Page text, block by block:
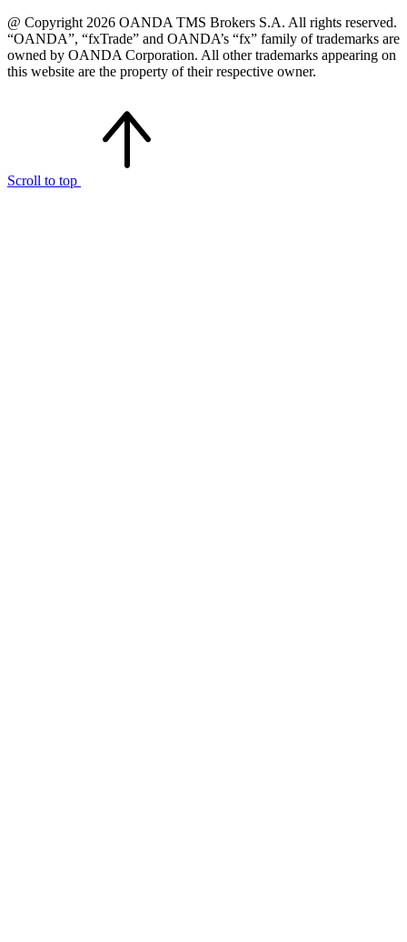
@ Copyright 2026 OANDA TMS Brokers S.A. All rights reserved.
“OANDA”, “fxTrade” and OANDA’s “fx” family of trademarks are
owned by OANDA Corporation. All other trademarks appearing on
this website are the property of their respective owner.
Scroll to top